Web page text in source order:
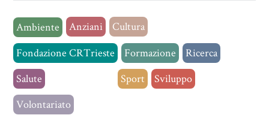
Ambiente Anziani
Cultura
Fondazione CRTrieste
Formazione
Ricerca
Salute
Sport
Sviluppo
Volontariato